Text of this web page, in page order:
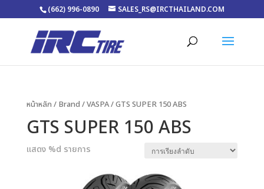
(662) 996-0890 SALES_RS@IRCTHAILAND.COM
หน้าหลัก / Brand /VASPA/ GTS SUPER 150 ABS
GTS SUPER 150 ABS
แสดง %d รายการ